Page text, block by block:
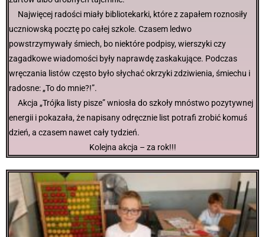
Najwięcej radości miały bibliotekarki, które z zapałem roznosiły
uczniowską pocztę po całej szkole. Czasem ledwo
powstrzymywały śmiech, bo niektóre podpisy, wierszyki czy
zagadkowe wiadomości były naprawdę zaskakujące. Podczas
wręczania listów często było słychać okrzyki zdziwienia, śmiechu i
radosne: „To do mnie?!”.
Akcja „Trójka listy pisze” wniosła do szkoły mnóstwo pozytywnej
energii i pokazała, że napisany odręcznie list potrafi zrobić komuś
dzień, a czasem nawet cały tydzień.
Kolejna akcja – za rok!!!